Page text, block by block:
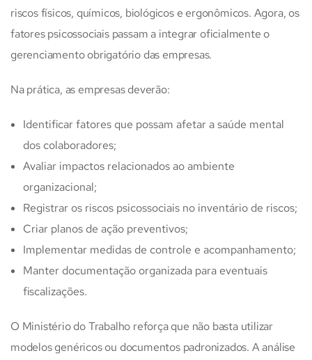
riscos físicos, químicos, biológicos e ergonômicos. Agora, os
fatores psicossociais passam a integrar oficialmente o
gerenciamento obrigatório das empresas.
Na prática, as empresas deverão:
Identificar fatores que possam afetar a saúde mental
dos colaboradores;
Avaliar impactos relacionados ao ambiente
organizacional;
Registrar os riscos psicossociais no inventário de riscos;
Criar planos de ação preventivos;
Implementar medidas de controle e acompanhamento;
Manter documentação organizada para eventuais
fiscalizações.
O Ministério do Trabalho reforça que não basta utilizar
modelos genéricos ou documentos padronizados. A análise